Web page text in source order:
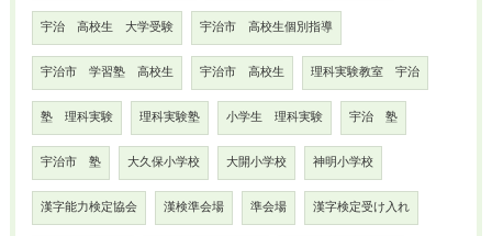
宇治 高校生 大学受験 宇治市 高校生個別指導
宇治市 学習塾 高校生 宇治市 高校生 理科実験教室 宇治
塾 理科実験 理科実験塾 小学生 理科実験 宇治 塾
宇治市 塾 大久保小学校 大開小学校 神明小学校
漢字能力検定協会 漢検準会場 準会場 漢字検定受け入れ